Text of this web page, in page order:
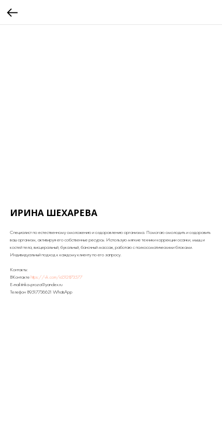
ИРИНА ШЕХАРЕВА
Специалист по естественному омоложению и оздоровлению организма. Помогаю омолодить и оздоровить
ваш организм, активируя его собственные ресурсы. Использую мягкие техники коррекции осанки, мышц и
костей тела, висцеральный, букальный, баночный массаж, работаю с психосоматическими блоками.
Индивидуальный подход к каждому клиенту по его запросу.
Контакты:
ВКонтактеhttps://vk.com/id512873577
Е-mail irinka-proza@yandex.ru
Телефон 89517736621 WhatsApp